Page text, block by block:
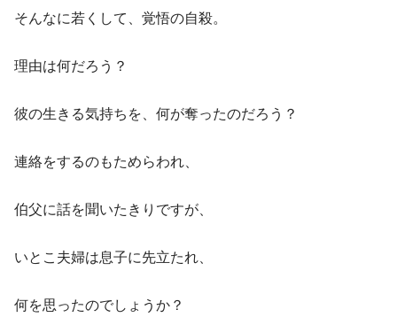
そんなに若くして、覚悟の自殺。
理由は何だろう？
彼の生きる気持ちを、何が奪ったのだろう？
連絡をするのもためらわれ、
伯父に話を聞いたきりですが、
いとこ夫婦は息子に先立たれ、
何を思ったのでしょうか？